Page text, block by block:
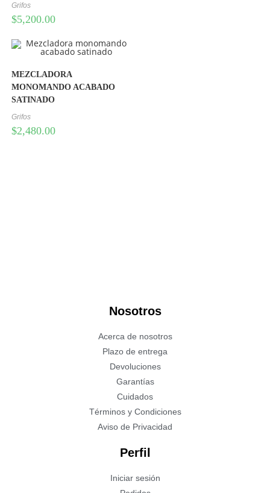
Grifos
$5,200.00
MEZCLADORA
MONOMANDO ACABADO
SATINADO
Grifos
$2,480.00
Nosotros
Acerca de nosotros
Plazo de entrega
Devoluciones
Garantías
Cuidados
Términos y Condiciones
Aviso de Privacidad
Perfil
Iniciar sesión